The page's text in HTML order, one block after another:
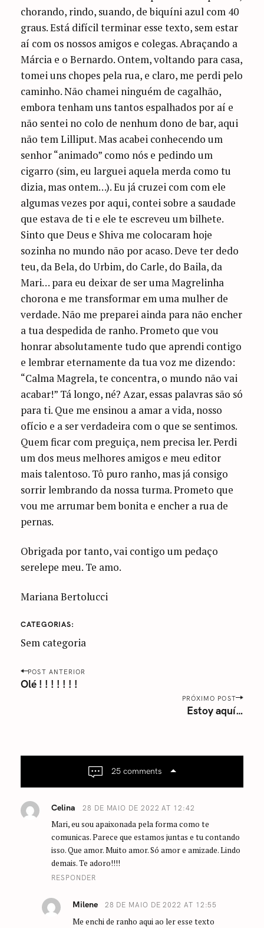
Obrigada por tanto, vai contigo um pedaço
serelepe meu. Te amo.
Mariana Bertolucci
CATEGORIAS
Sem categoria
P
o
v
t
POST ANTERIOR
Olé ! ! ! ! ! ! !
PRÓXIMO POST
Estoy aquí…
25 comments
Celina 28 DE MAIO DE 2022 AT 12:42
Mari, eu sou apaixonada pela forma como te
comunicas. Parece que estamos juntas e tu contando
isso. Que amor. Muito amor. Só amor e amizade. Lindo
demais. Te adoro!!!!
RESPONDER
Milene 28 DE MAIO DE 2022 AT 12:55
Me enchi de ranho aqui ao ler esse texto